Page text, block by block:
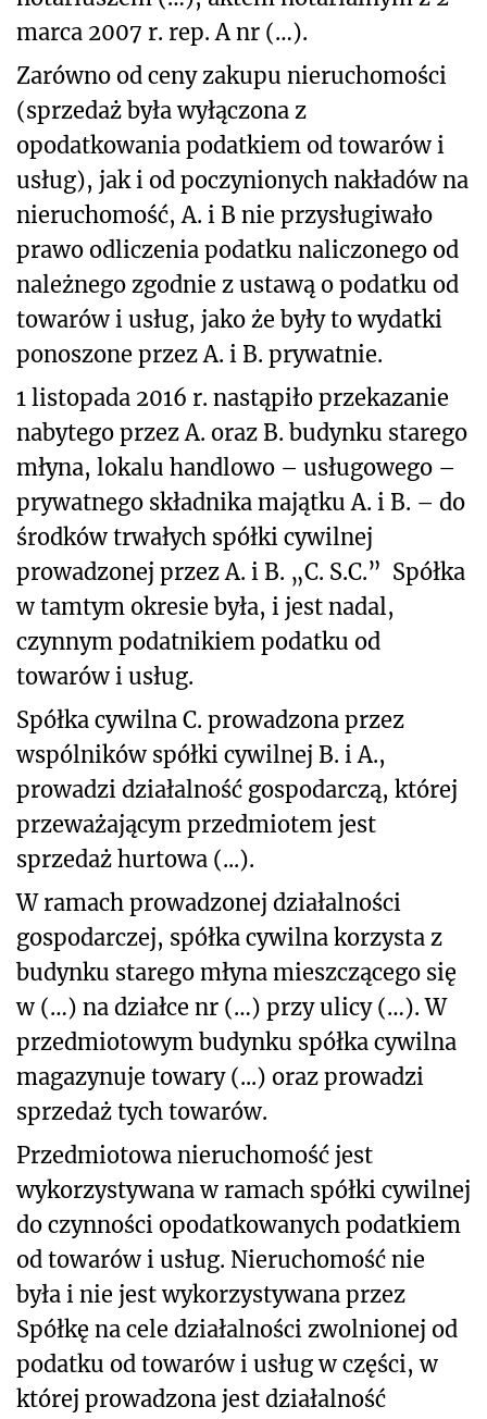
marca 2007 r. rep. A nr (…).
Zarówno od ceny zakupu nieruchomości
(sprzedaż była wyłączona z
opodatkowania podatkiem od towarów i
usług), jak i od poczynionych nakładów na
nieruchomość, A. i B nie przysługiwało
prawo odliczenia podatku naliczonego od
należnego zgodnie z ustawą o podatku od
towarów i usług, jako że były to wydatki
ponoszone przez A. i B. prywatnie.
1 listopada 2016 r. nastąpiło przekazanie
nabytego przez A. oraz B. budynku starego
młyna, lokalu handlowo – usługowego –
prywatnego składnika majątku A. i B. – do
środków trwałych spółki cywilnej
prowadzonej przez A. i B. „C. S.C.” Spółka
w tamtym okresie była, i jest nadal,
czynnym podatnikiem podatku od
towarów i usług.
Spółka cywilna C. prowadzona przez
wspólników spółki cywilnej B. i A.,
prowadzi działalność gospodarczą, której
przeważającym przedmiotem jest
sprzedaż hurtowa (...).
W ramach prowadzonej działalności
gospodarczej, spółka cywilna korzysta z
budynku starego młyna mieszczącego się
w (…) na działce nr (…) przy ulicy (…). W
przedmiotowym budynku spółka cywilna
magazynuje towary (...) oraz prowadzi
sprzedaż tych towarów.
Przedmiotowa nieruchomość jest
wykorzystywana w ramach spółki cywilnej
do czynności opodatkowanych podatkiem
od towarów i usług. Nieruchomość nie
była i nie jest wykorzystywana przez
Spółkę na cele działalności zwolnionej od
podatku od towarów i usług w części, w
której prowadzona jest działalność